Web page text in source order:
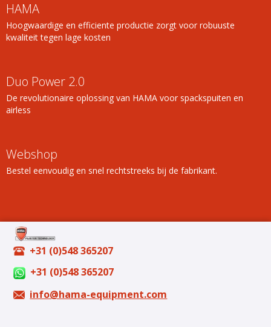
HAMA
Hoogwaardige en efficiente productie zorgt voor robuuste
kwaliteit tegen lage kosten
Duo Power 2.0
De revolutionaire oplossing van HAMA voor spackspuiten en
airless
Webshop
Bestel eenvoudig en snel rechtstreeks bij de fabrikant.
+31 (0)548 365207
+31 (0)548 365207
info@hama-equipment.com